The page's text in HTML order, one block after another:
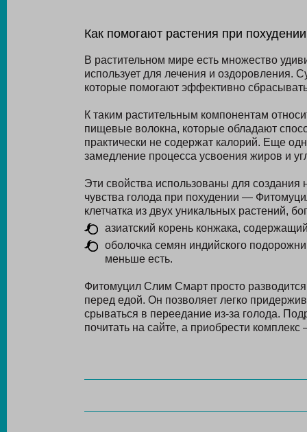
Как помогают растения при похудении
В растительном мире есть множество
использует для лечения и оздоровления.
которые помогают эффективно
К таким растительным компонентам
пищевые волокна, которые обладают
практически не содержат калорий. Еще
замедление процесса усвоения жиров и
Эти свойства использованы для создания
чувства голода при похудении —
клетчатка из двух уникальных растений,
азиатский корень конжака,
оболочка семян индийского
меньше есть.
Фитомуцил Слим Смарт просто
перед едой. Он позволяет легко
срываться в переедание из-за голода.
почитать на сайте, а приобрести